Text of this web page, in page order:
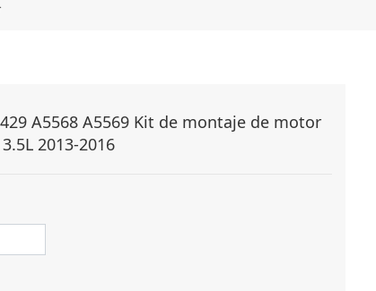
A5568 A5569 Kit de montaje de motor
2013-2016